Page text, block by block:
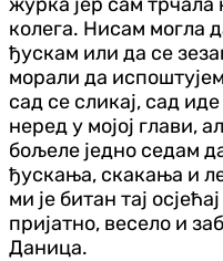
колега. Нисам могла
ђускам или да се
морали да
сад се сликај, сад
неред у мојој глави,
бољеле једно седам
ђускања, скакања и
ми је битан тај
пријатно, весело и
Даница.